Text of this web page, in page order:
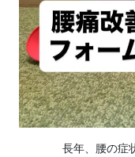
長年、腰の症